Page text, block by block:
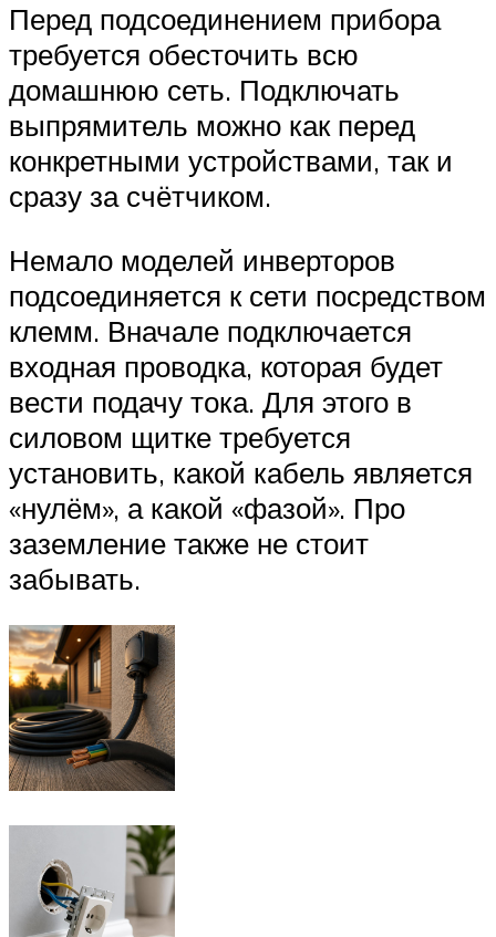
Перед подсоединением прибора
требуется обесточить всю
домашнюю сеть. Подключать
выпрямитель можно как перед
конкретными устройствами, так и
сразу за счётчиком.
Немало моделей инверторов
подсоединяется к сети посредством
клемм. Вначале подключается
входная проводка, которая будет
вести подачу тока. Для этого в
силовом щитке требуется
установить, какой кабель является
«нулём», а какой «фазой». Про
заземление также не стоит
забывать.